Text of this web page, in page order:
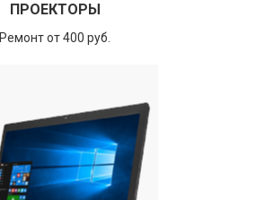
ПРОЕКТОРЫ
Ремонт от 400 руб.